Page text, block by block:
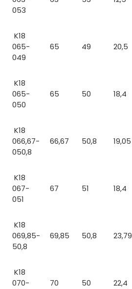
053
K18
065-
049
65 49 20,5
K18
065-
050
65 50 18,4
K18
066,67-
050,8
66,67 50,8 19,05
K18
067-
051
67 51 18,4
K18
069,85-
50,8
69,85 50,8 23,79
K18
070-
70 50 22,4